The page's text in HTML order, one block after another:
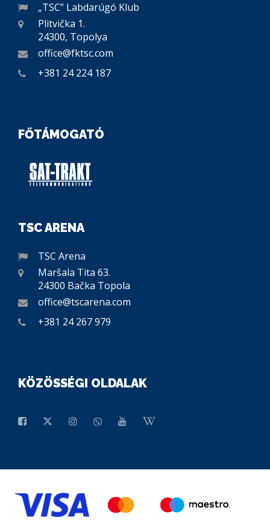
„TSC” Labdarúgó Klub
Plitvička 1.
24300, Topolya
office@fktsc.com
+381 24 224 187
FŐTÁMOGATÓ
TSC ARENA
TSC Arena
Maršala Tita 63.
24300 Bačka Topola
office@tscarena.com
+381 24 267 979
KÖZÖSSÉGI OLDALAK